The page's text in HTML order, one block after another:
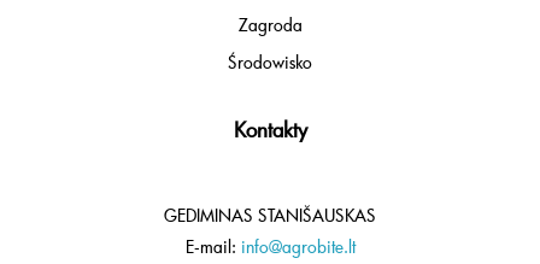
Zagroda
Środowisko
Kontakty
GEDIMINAS STANIŠAUSKAS
E-mail: info@agrobite.lt